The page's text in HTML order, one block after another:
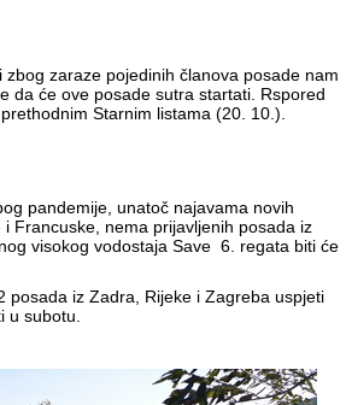
zbog zaraze pojedinih članova posade nam
da će ove posade sutra startati. Rspored
Starnim listama (20. 10.).
pandemije, unatoč najavama novih
i Francuske, nema prijavljenih posada iz
visokog vodostaja Save 6. regata biti će
posada iz Zadra, Rijeke i Zagreba uspjeti
u subotu.